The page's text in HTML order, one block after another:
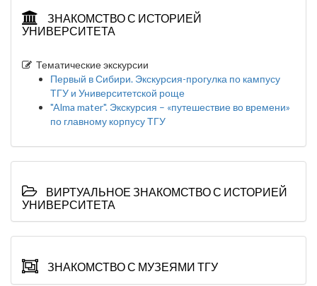
ЗНАКОМСТВО С ИСТОРИЕЙ
УНИВЕРСИТЕТА
Тематические экскурсии
Первый в Сибири. Экскурсия-прогулка по кампусу
ТГУ и Университетской роще
"Alma mater". Экскурсия – «путешествие во времени»
по главному корпусу ТГУ
ВИРТУАЛЬНОЕ ЗНАКОМСТВО С ИСТОРИЕЙ
УНИВЕРСИТЕТА
ЗНАКОМСТВО С МУЗЕЯМИ ТГУ